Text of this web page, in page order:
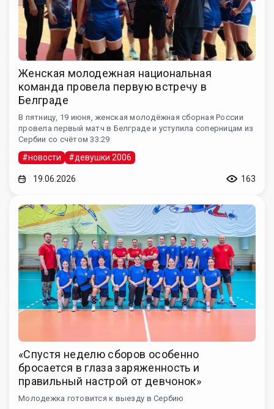
Женская молодежная национальная
команда провела первую встречу в
Белграде
В пятницу, 19 июня, женская молодёжная сборная России
провела первый матч в Белграде и уступила соперницам из
Сербии со счётом 33:29
#новости #девушки 2006
19.06.2026 163
«Спустя неделю сборов особенно
бросается в глаза заряженность и
правильный настрой от девчонок»
Молодежка готовится к выезду в Сербию